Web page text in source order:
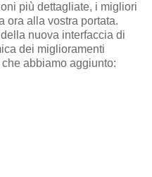
più dettagliate, i migliori
ora alla vostra portata.
nuova interfaccia di
dei miglioramenti
abbiamo aggiunto: